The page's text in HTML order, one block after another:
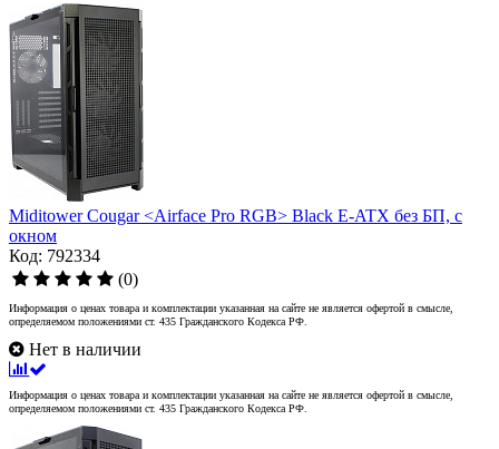
Miditower Cougar <Airface Pro RGB> Black E-ATX без БП, с
окном
Код: 792334
(0)
Информация о ценах товара и комплектации указанная на сайте не является офертой в смысле,
определяемом положениями ст. 435 Гражданского Кодекса РФ.
Нет в наличии
Информация о ценах товара и комплектации указанная на сайте не является офертой в смысле,
определяемом положениями ст. 435 Гражданского Кодекса РФ.